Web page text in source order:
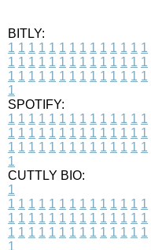
BITLY:
1 1 1 1 1 1 1 1 1 1 1 1 1 1
1 1 1 1 1 1 1 1 1 1 1 1 1 1
1 1 1 1 1 1 1 1 1 1 1 1 1 1
1
SPOTIFY:
1 1 1 1 1 1 1 1 1 1 1 1 1 1
1 1 1 1 1 1 1 1 1 1 1 1 1 1
1 1 1 1 1 1 1 1 1 1 1 1 1 1
1
CUTTLY BIO:
1
1 1 1 1 1 1 1 1 1 1 1 1 1 1
1 1 1 1 1 1 1 1 1 1 1 1 1 1
1 1 1 1 1 1 1 1 1 1 1 1 1 1
1